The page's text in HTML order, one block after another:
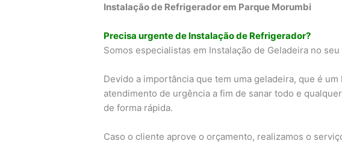
Instalação de Refrigerador em Parque Morumbi
Precisa urgente de Instalação de Refrigerador?
Somos especialistas em Instalação de Geladeira no
Devido a importância que tem uma geladeira, que é
atendimento de urgência a fim de sanar todo e
de forma rápida.
Caso o cliente aprove o orçamento, realizamos o